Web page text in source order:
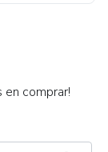
comprar!